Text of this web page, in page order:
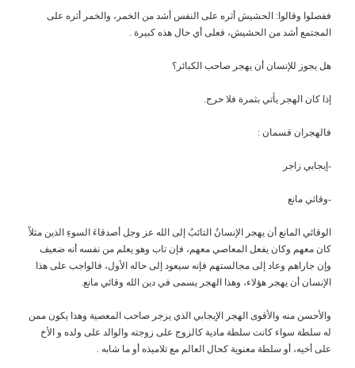
ففصلوا وقالوا: الحشيش أثره على النفس أشد من الخمر، والخمر أثره على
المجتمع أشد من الحشيش، فعلى أي حال هذه كبيرة .
هل يجوز للإنسان أن يهجر صاحب الكبائر؟
إذا كان الهجر يأتي بثمرة فلا حرج.
فالهجران قسمان :
-إيجابي زاجر
-وقائي مانع
الوقائي المانع أن يهجر الإنسانُ التائبُ إلى الله عز وجل أصدقاءَ السوءِ الذين مثلاً
كان معهم وكان يفعل المعاصي معهم، فإن تاب وهو يعلم من نفسه أنه ضعيف
وإن جاراهم وعاد إلى مجالستهم فإنه سيعود إلى حاله الأول، فالواجب على هذا
الإنسان أن يهجر هؤلاء، وهذا الهجر يسمى في دين الله وقائي مانع.
والأحسن منه والأقوى الهجر الإيجابي الذي يزجر صاحب المعصية وهذا يكون ممن
له سلطة سواء كانت سلطة مادية كالزوج على زوجته والوالد على ولده و الأخ
على أخيه، أو سلطة معنوية كحال العالم مع تلاميذه أو ما شابه .